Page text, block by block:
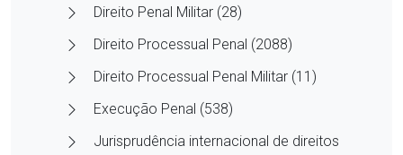
Direito Penal Militar (28)
Direito Processual Penal (2088)
Direito Processual Penal Militar (11)
Execução Penal (538)
Jurisprudência internacional de direitos